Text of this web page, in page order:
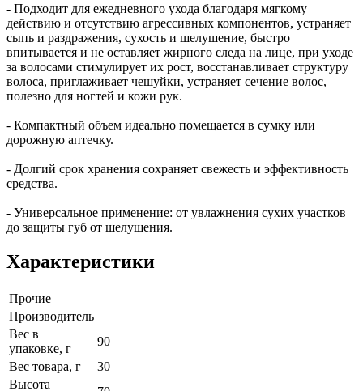
- Подходит для ежедневного ухода благодаря мягкому
действию и отсутствию агрессивных компонентов, устраняет
сыпь и раздражения, сухость и шелушение, быстро
впитывается и не оставляет жирного следа на лице, при уходе
за волосами стимулирует их рост, восстанавливает структуру
волоса, приглаживает чешуйки, устраняет сечение волос,
полезно для ногтей и кожи рук.
- Компактный объем идеально помещается в сумку или
дорожную аптечку.
- Долгий срок хранения сохраняет свежесть и эффективность
средства.
- Универсальное применение: от увлажнения сухих участков
до защиты губ от шелушения.
Характеристики
Прочие
Производитель
Вес в
упаковке, г
90
Вес товара, г
30
Высота